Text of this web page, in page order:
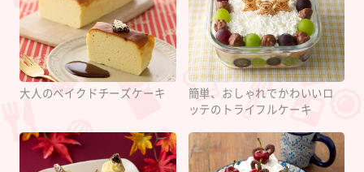
大人のベイクドチーズケーキ
簡単、おしゃれでかわいいロ
ッテのトライフルケーキ